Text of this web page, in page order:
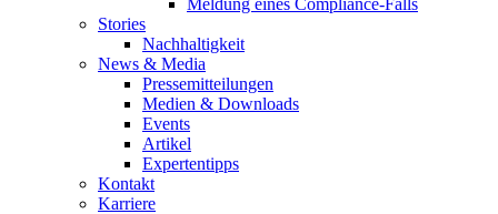
Stories
Nachhaltigkeit
News & Media
Pressemitteilungen
Medien & Downloads
Events
Artikel
Expertentipps
Kontakt
Karriere